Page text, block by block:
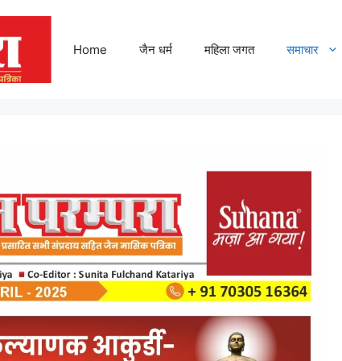
Home जैन धर्म महिला जगत समाचार